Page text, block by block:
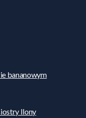
bananowym
Ilony